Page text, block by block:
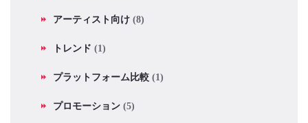
アーティスト向け (8)
トレンド (1)
プラットフォーム比較 (1)
プロモーション (5)